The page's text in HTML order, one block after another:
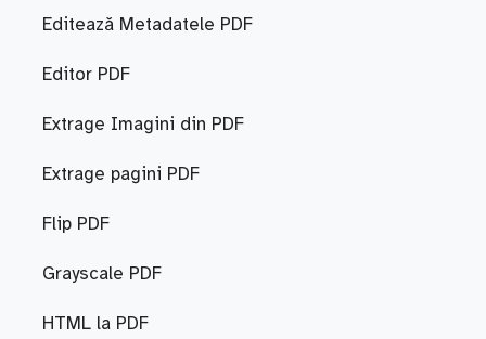
Editează Metadatele PDF
Editor PDF
Extrage Imagini din PDF
Extrage pagini PDF
Flip PDF
Grayscale PDF
HTML la PDF